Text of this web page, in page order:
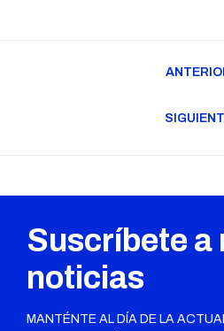
Suscríbete a
noticias
MANTÉNTE AL DÍA DE LA